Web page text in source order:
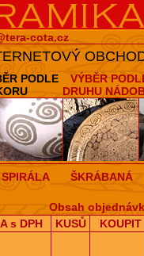
cota.cz
VÝBĚR
DRUHU
PODLE
SPIRÁLA ŠKRÁBANÁ
Obsah
s DPH KUSŮ KOUPIT